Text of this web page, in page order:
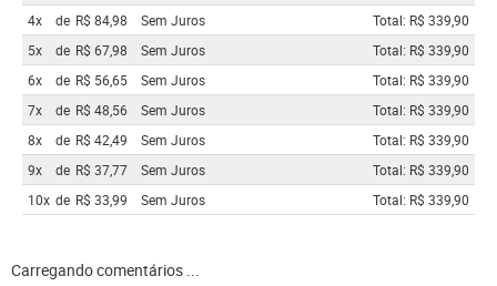
4x
de R$ 84,98 Sem Juros
Total: R$ 339,90
5x
de R$ 67,98 Sem Juros
Total: R$ 339,90
6x
de R$ 56,65 Sem Juros
Total: R$ 339,90
7x
de R$ 48,56 Sem Juros
Total: R$ 339,90
8x
de R$ 42,49 Sem Juros
Total: R$ 339,90
9x
de R$ 37,77 Sem Juros
Total: R$ 339,90
10x de R$ 33,99 Sem Juros Total: R$ 339,90
Carregando comentários ...